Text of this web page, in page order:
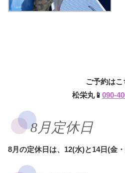
ご予約はこ
松栄丸📱 090-
8月定休日
8月の定休日は、12(水)と14日(金